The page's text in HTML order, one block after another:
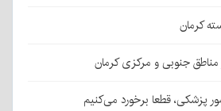
جنوبی و مرکزی کرمان
قطعا برخورد می‌کنیم